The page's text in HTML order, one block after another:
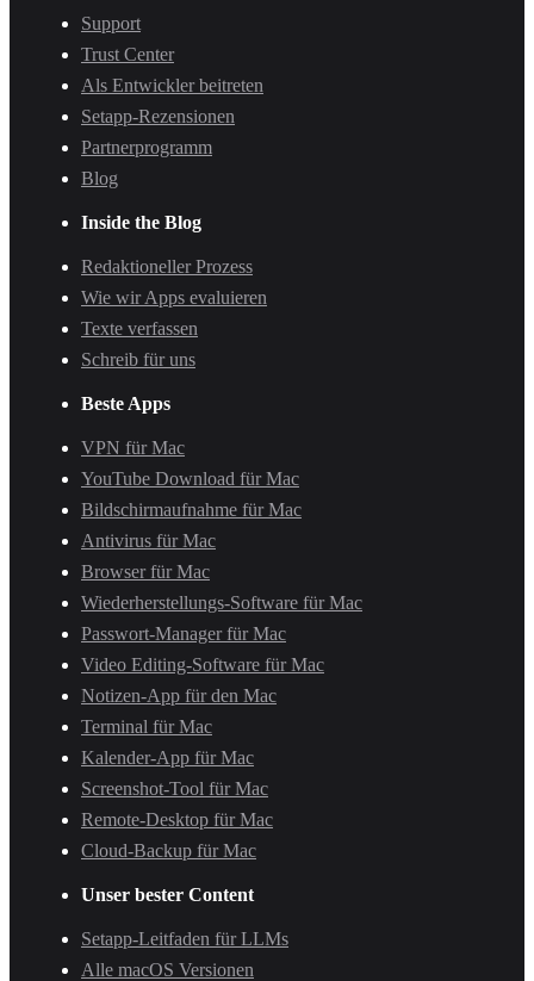
Support
Trust Center
Als Entwickler beitreten
Setapp-Rezensionen
Partnerprogramm
Blog
Inside the Blog
Redaktioneller Prozess
Wie wir Apps evaluieren
Texte verfassen
Schreib für uns
Beste Apps
VPN für Mac
YouTube Download für Mac
Bildschirmaufnahme für Mac
Antivirus für Mac
Browser für Mac
Wiederherstellungs-Software für Mac
Passwort-Manager für Mac
Video Editing-Software für Mac
Notizen-App für den Mac
Terminal für Mac
Kalender-App für Mac
Screenshot-Tool für Mac
Remote-Desktop für Mac
Cloud-Backup für Mac
Unser bester Content
Setapp-Leitfaden für LLMs
Alle macOS Versionen